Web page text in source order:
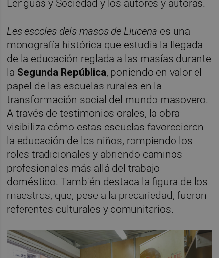
Lenguas y Sociedad y los autores y autoras.
Les escoles dels masos de Llucena es una
monografía histórica que estudia la llegada
de la educación reglada a las masías durante
la Segunda República, poniendo en valor el
papel de las escuelas rurales en la
transformación social del mundo masovero.
A través de testimonios orales, la obra
visibiliza cómo estas escuelas favorecieron
la educación de los niños, rompiendo los
roles tradicionales y abriendo caminos
profesionales más allá del trabajo
doméstico. También destaca la figura de los
maestros, que, pese a la precariedad, fueron
referentes culturales y comunitarios.